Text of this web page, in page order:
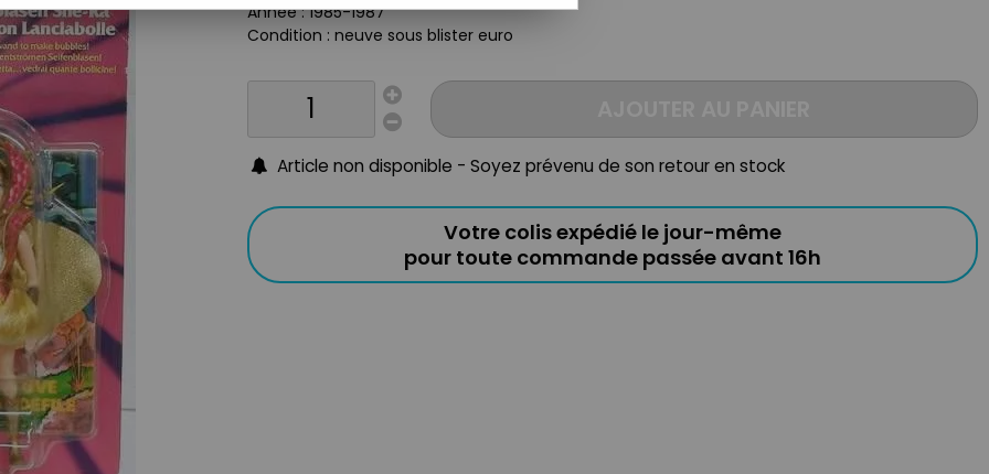
Année : 1985-1987
Condition : neuve sous blister euro
Article non disponible - Soyez prévenu de son retour en stock
Votre colis expédié le jour-même
pour toute commande passée avant 16h